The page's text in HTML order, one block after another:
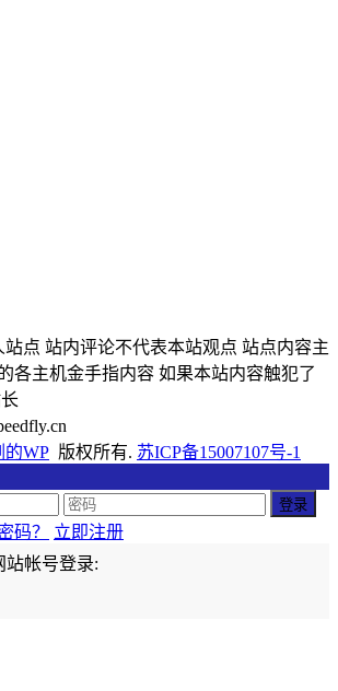
点 站内评论不代表本站观点 站点内容主
各主机金手指内容 如果本站内容触犯了
的WP 版权所有. 苏ICP备15007107号-1
码？
立即注册
站帐号登录: